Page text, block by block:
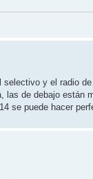
y el radio
las de debajo están
se puede hacer